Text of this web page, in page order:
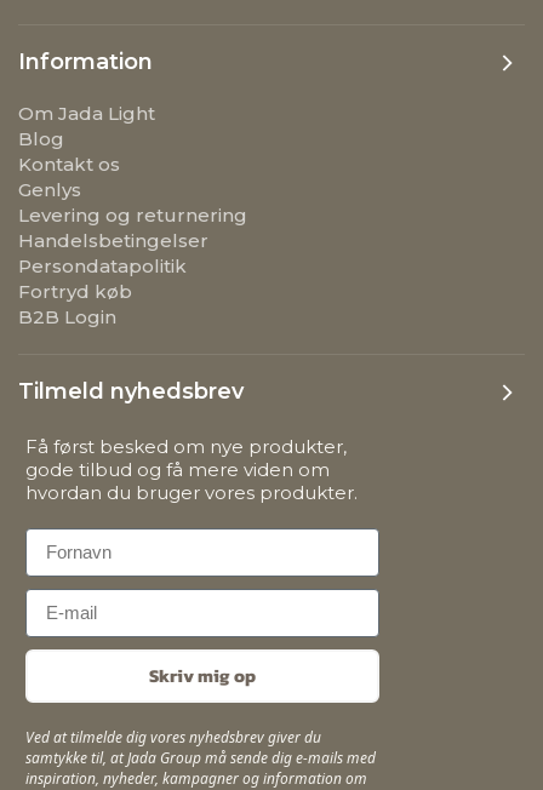
Information
Om Jada Light
Blog
Kontakt os
Genlys
Levering og returnering
Handelsbetingelser
Persondatapolitik
Fortryd køb
B2B Login
Tilmeld nyhedsbrev
Få først besked om nye produkter,
gode tilbud og få mere viden om
hvordan du bruger vores produkter.
First Name
Email
Skriv mig op
Ved at tilmelde dig vores nyhedsbrev giver du
samtykke til, at Jada Group må sende dig e-mails med
inspiration, nyheder, kampagner og information om